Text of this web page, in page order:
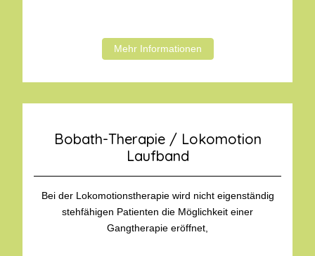
Mehr Informationen
Bobath-Therapie / Lokomotion
Laufband
Bei der Lokomotionstherapie wird nicht eigenständig
stehfähigen Patienten die Möglichkeit einer
Gangtherapie eröffnet,